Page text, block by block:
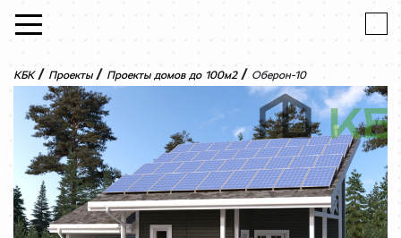
Skip to content
КБК / Проекты / Проекты домов до 100м2 / Оберон-10